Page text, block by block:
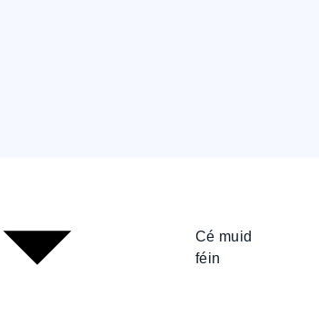
Cé muid
féin